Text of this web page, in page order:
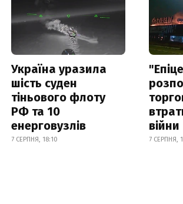
Україна уразила
шість суден
тіньового флоту
РФ та 10
енерговузлів
7 СЕРПНЯ, 18:10
війни
7 СЕРПНЯ,